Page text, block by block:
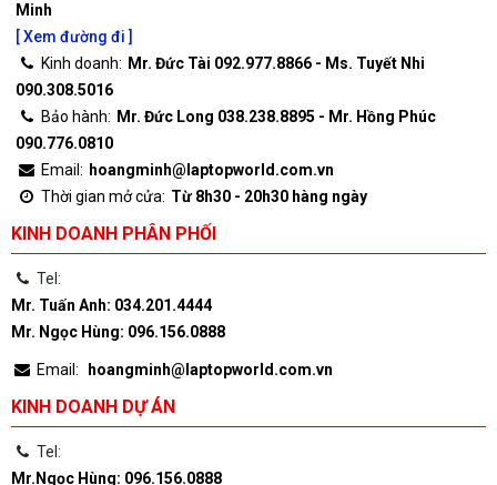
Minh
[ Xem đường đi ]
Kinh doanh: Mr. Đức Tài 092.977.8866 - Ms. Tuyết Nhi
090.308.5016
Bảo hành: Mr. Đức Long 038.238.8895 - Mr. Hồng Phúc
090.776.0810
Email: hoangminh@laptopworld.com.vn
Thời gian mở cửa: Từ 8h30 - 20h30 hàng ngày
KINH DOANH PHÂN PHỐI
Tel:
Mr. Tuấn Anh: 034.201.4444
Mr. Ngọc Hùng: 096.156.0888
Email: hoangminh@laptopworld.com.vn
KINH DOANH DỰ ÁN
Tel:
Mr.Ngọc Hùng: 096.156.0888